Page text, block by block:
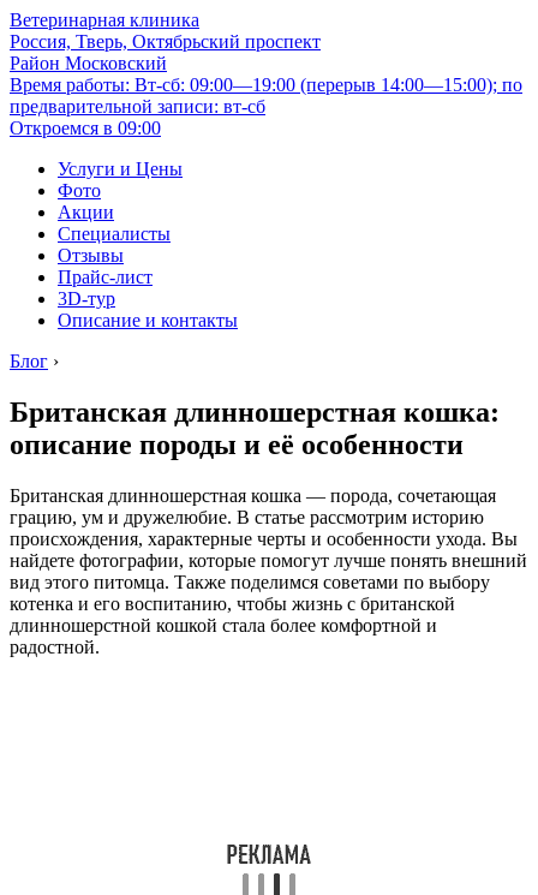
Ветеринарная клиника
Россия, Тверь, Октябрьский проспект
Район Московский
Время работы: Вт-сб: 09:00—19:00 (перерыв 14:00—15:00); по
предварительной записи: вт-сб
Откроемся в 09:00
Услуги и Цены
Фото
Акции
Специалисты
Отзывы
Прайс-лист
3D-тур
Описание и контакты
Блог ›
Британская длинношерстная кошка:
описание породы и её особенности
Британская длинношерстная кошка — порода, сочетающая
грацию, ум и дружелюбие. В статье рассмотрим историю
происхождения, характерные черты и особенности ухода. Вы
найдете фотографии, которые помогут лучше понять внешний
вид этого питомца. Также поделимся советами по выбору
котенка и его воспитанию, чтобы жизнь с британской
длинношерстной кошкой стала более комфортной и
радостной.